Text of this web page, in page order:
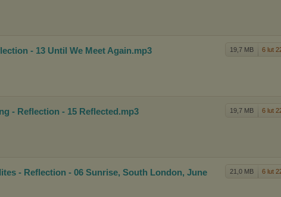
19,7 MB 6 lut
- 13 Until We Meet Again.mp3
19,7 MB 6 lut
- Reflection - 15 Reflected .mp3
21,0 MB 6 lut
- Reflection - 06 Sunrise, South London, June